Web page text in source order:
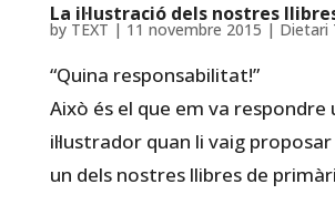
La il·lustració dels nostres
by TEXT | 11 novembre 2015 | Dietari
“Quina responsabilitat!”
Això és el que em va respondre
il·lustrador quan li vaig proposar
un dels nostres llibres de